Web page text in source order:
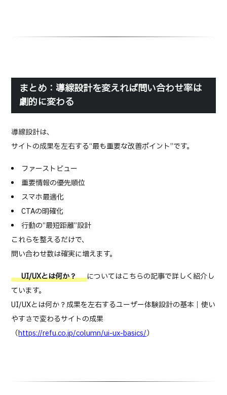
まとめ：導線設計を変えれば問い合わせ率は
劇的に変わる
導線設計は、
サイトの成果を左右する“最も重要な改善ポイント”です。
ファーストビュー
重要情報の優先順位
スマホ最適化
CTAの明確化
行動の“最短距離”設計
これらを整えるだけで、
問い合わせ数は確実に増えます。
UI/UXとは何か？
についてはこちらの記事で詳しく紹介し
ています。
UI/UXとは何か？成果を左右するユーザー体験設計の基本｜使い
やすさで変わるサイトの成果
（→https://refu.co.jp/column/ui-ux-basics/）